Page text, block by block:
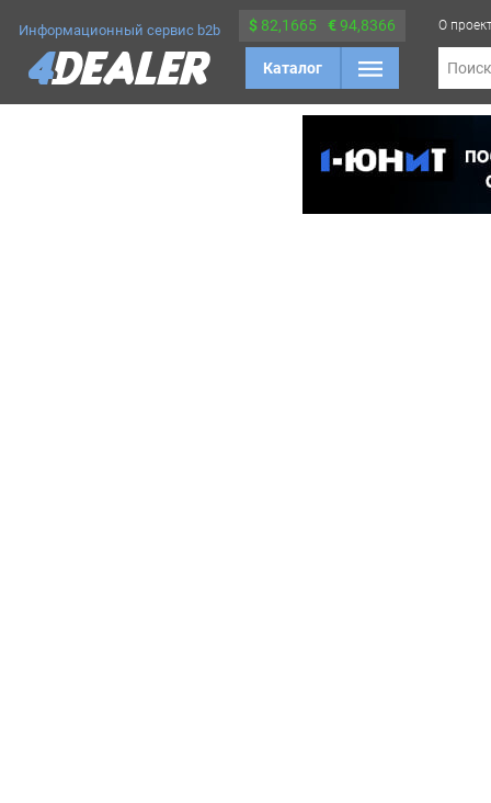
Информационный сервис b2b $ 82,1665 €94,8366
Каталог
О
Поиск